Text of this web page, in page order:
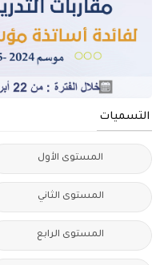
التسميات
المستوى الأول
المستوى الثاني
المستوى الرابع